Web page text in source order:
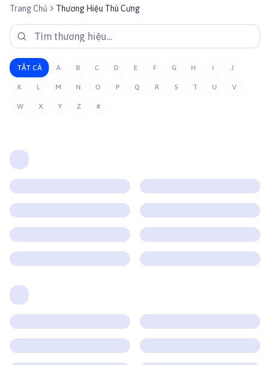
Trang Chủ Thương Hiệu Thú Cưng
TẤT CẢ A B C D E F G H I J
K L M N O P Q R S T U V
W X Y Z #